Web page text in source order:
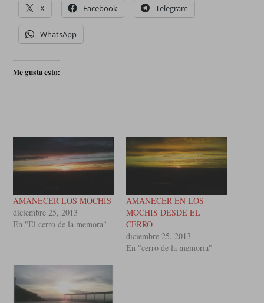
X Facebook Telegram
WhatsApp
Me gusta esto:
AMANECER LOS MOCHIS
diciembre 25, 2013
En "El cerro de la memora"
AMANECER EN LOS
MOCHIS DESDE EL
CERRO
diciembre 25, 2013
En "cerro de la memoria"